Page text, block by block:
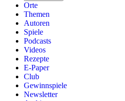
Orte
Themen
Autoren
Spiele
Podcasts
Videos
Rezepte
E-Paper
Club
Gewinnspiele
Newsletter